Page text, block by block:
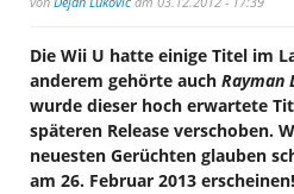
Die Wii U hatte einige Titel im
anderem gehörte auch Rayman
wurde dieser hoch erwartete
späteren Release verschoben.
neuesten Gerüchten glauben
am 26. Februar 2013 erscheinen!